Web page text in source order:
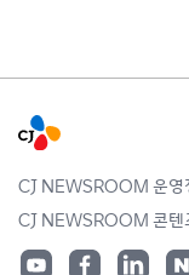
CJ NEWSROOM 운영
CJ NEWSROOM 콘텐